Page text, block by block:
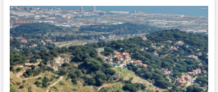
libro
de
gran
interés
cultural
en
Cabrils